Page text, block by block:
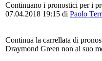
Continuano i pronostici per i
07.04.2018 19:15 di Paolo
Continua la carrellata di
Draymond Green non al suo